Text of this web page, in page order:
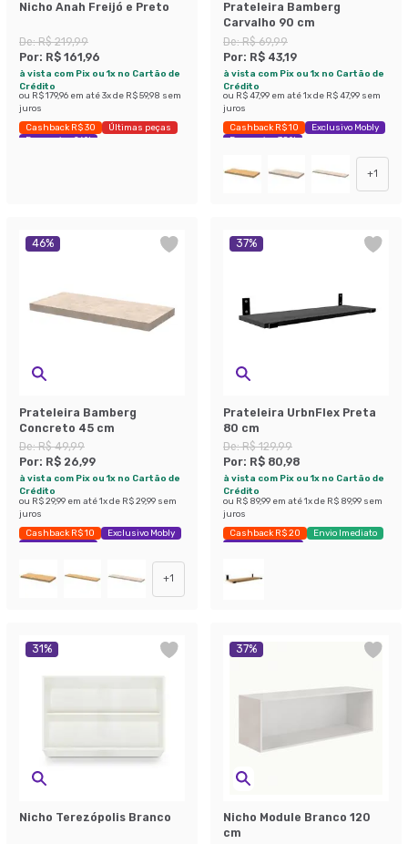
Nicho Anah Freijó e Preto
De:R$ 219,99
Por: R$ 161,96
à vista com Pix ou 1x no Cartão de
Crédito
ou R$ 179,96 em até3x de R$ 59,98 sem
juros
Cashback R$ 30
Últimas peças
Economize 26%
Prateleira Bamberg
Carvalho 90 cm
De:R$ 69,99
Por: R$ 43,19
à vista com Pix ou 1x no Cartão de
Crédito
ou R$ 47,99 em até1x de R$ 47,99 sem
juros
Cashback R$ 10
Exclusivo Mobly
Economize 38%
+1
46%
Prateleira Bamberg
Concreto 45 cm
De:R$ 49,99
Por: R$ 26,99
à vista com Pix ou 1x no Cartão de
Crédito
ou R$ 29,99 em até1x de R$ 29,99 sem
juros
Cashback R$ 10
Exclusivo Mobly
Economize 46%
+1
37%
Prateleira UrbnFlex Preta
80 cm
De:R$ 129,99
Por: R$ 80,98
à vista com Pix ou 1x no Cartão de
Crédito
ou R$ 89,99 em até1x de R$ 89,99 sem
juros
Cashback R$ 20
Envio Imediato
Exclusivo Mobly
31%
Nicho Terezópolis Branco
37%
Nicho Module Branco 120
cm